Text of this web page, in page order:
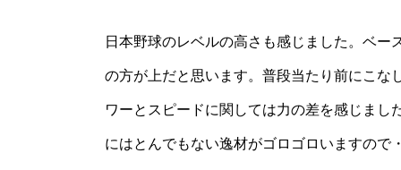
日本野球のレベルの高さも感じました。ベ
の方が上だと思います。普段当たり前にこな
ワーとスピードに関しては力の差を感じま
にはとんでもない逸材がゴロゴロいますので